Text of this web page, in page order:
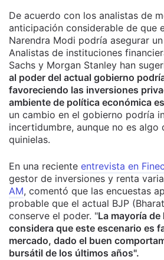
De acuerdo con los analistas de
anticipación considerable de que
Narendra Modi podría asegurar
Analistas de instituciones
Sachs y Morgan Stanley han
al poder del actual gobierno
favoreciendo las inversiones
ambiente de política económica
un cambio en el gobierno podría
incertidumbre, aunque no es algo
quinielas.
En una reciente entrevista en
gestor de inversiones y renta
AM, comentó que las encuestas
probable que el actual BJP
conserve el poder. "La mayoría
considera que este escenario es
mercado, dado el buen
bursátil de los últimos años".